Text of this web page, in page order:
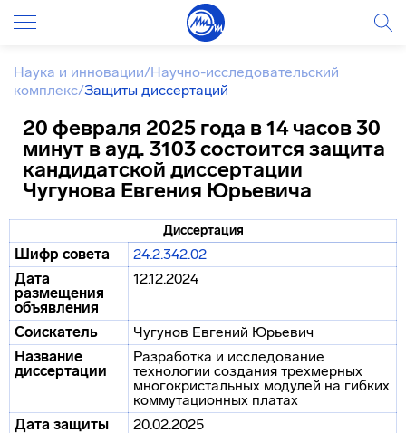
Наука и инновации/Научно-исследовательский
комплекс/Защиты диссертаций
20 февраля 2025 года в 14 часов 30
минут в ауд. 3103 состоится защита
кандидатской диссертации
Чугунова Евгения Юрьевича
Диссертация
Шифр совета
24.2.342.02
Дата
размещения
объявления
12.12.2024
Соискатель
Чугунов Евгений Юрьевич
Название
диссертации
Разработка и исследование
технологии создания трехмерных
многокристальных модулей на гибких
коммутационных платах
Дата защиты
20.02.2025